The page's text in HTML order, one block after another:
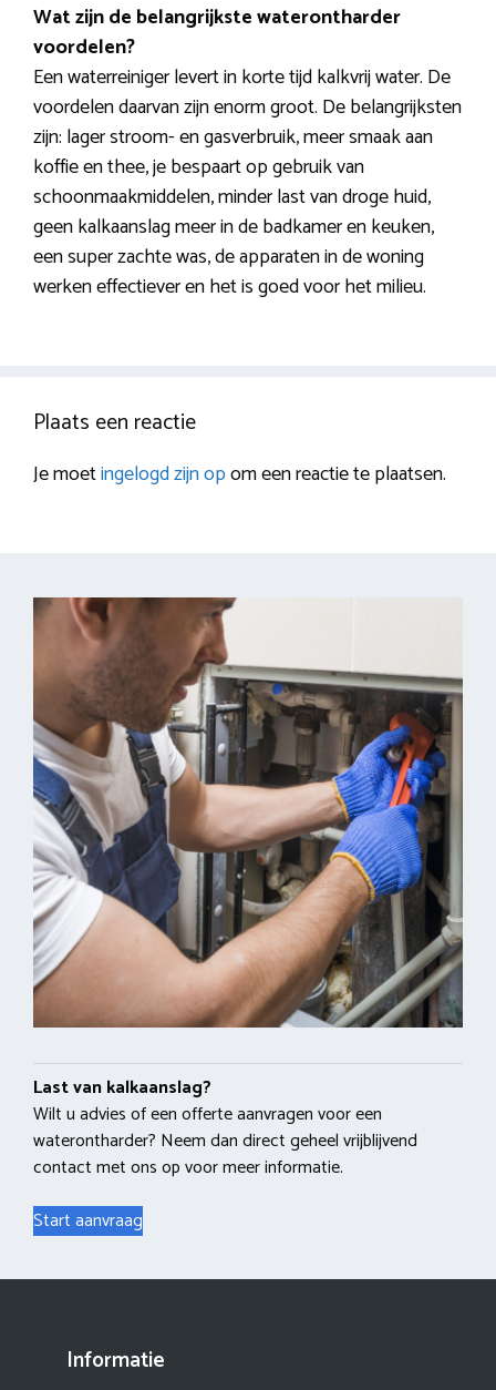
Wat zijn de belangrijkste waterontharder
voordelen?
Een waterreiniger levert in korte tijd kalkvrij water. De
voordelen daarvan zijn enorm groot. De belangrijksten
zijn: lager stroom- en gasverbruik, meer smaak aan
koffie en thee, je bespaart op gebruik van
schoonmaakmiddelen, minder last van droge huid,
geen kalkaanslag meer in de badkamer en keuken,
een super zachte was, de apparaten in de woning
werken effectiever en het is goed voor het milieu.
Plaats een reactie
Je moetingelogd zijn opom een reactie te plaatsen.
Last van kalkaanslag?
Wilt u advies of een offerte aanvragen voor een
waterontharder? Neem dan direct geheel vrijblijvend
contact met ons op voor meer informatie.
Start aanvraag
Informatie